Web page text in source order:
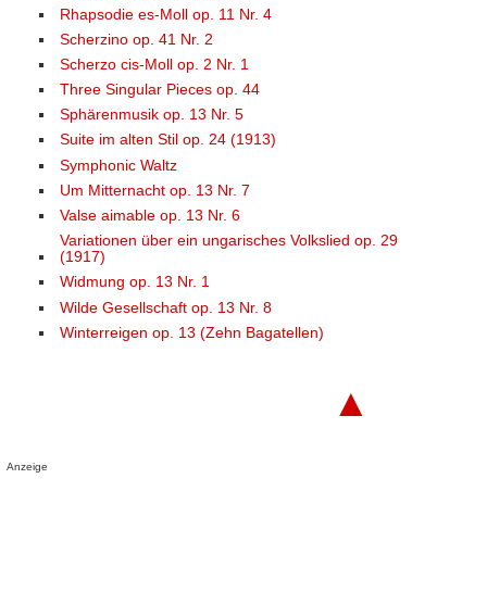
Rhapsodie es-Moll op. 11 Nr. 4
Scherzino op. 41 Nr. 2
Scherzo cis-Moll op. 2 Nr. 1
Three Singular Pieces op. 44
Sphärenmusik op. 13 Nr. 5
Suite im alten Stil op. 24 (1913)
Symphonic Waltz
Um Mitternacht op. 13 Nr. 7
Valse aimable op. 13 Nr. 6
Variationen über ein ungarisches Volkslied op. 29
(1917)
Widmung op. 13 Nr. 1
Wilde Gesellschaft op. 13 Nr. 8
Winterreigen op. 13 (Zehn Bagatellen)
▲
Anzeige